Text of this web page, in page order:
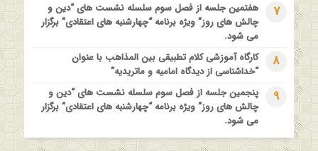
7
هفتمین جلسه از فصل سوم سلسله نشست های “دین و
چالش های روز” ویژه برنامه “چهارشنبه های اعتقادی” برگزار
می شود.
8
کارگاه آموزشی کلام تطبیقی بین المذاهب با عنوان
“خداشناسی از دیدگاه امامیه و ماتریدیه”
9
پنجمین جلسه از فصل سوم سلسله نشست های “دین و
چالش های روز” ویژه برنامه “چهارشنبه های اعتقادی” برگزار
می شود.